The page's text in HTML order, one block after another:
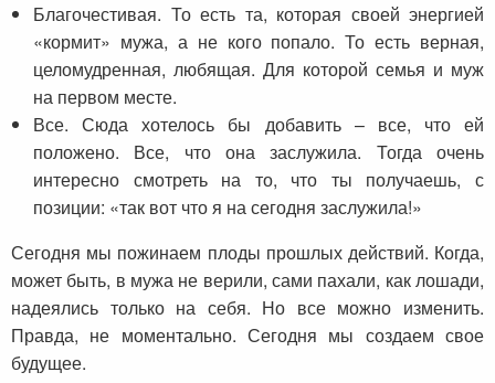
Благочестивая. То есть та, которая своей энергией
«кормит» мужа, а не кого попало. То есть верная,
целомудренная, любящая. Для которой семья и муж
на первом месте.
Все. Сюда хотелось бы добавить – все, что ей
положено. Все, что она заслужила. Тогда очень
интересно смотреть на то, что ты получаешь, с
позиции: «так вот что я на сегодня заслужила!»
Сегодня мы пожинаем плоды прошлых действий. Когда,
может быть, в мужа не верили, сами пахали, как лошади,
надеялись только на себя. Но все можно изменить.
Правда, не моментально. Сегодня мы создаем свое
будущее.